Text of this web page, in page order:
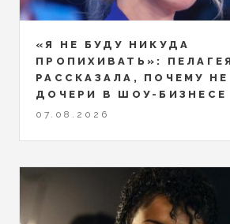
«Я НЕ БУДУ НИКУДА
ПРОПИХИВАТЬ»: ПЕЛАГЕЯ
РАССКАЗАЛА, ПОЧЕМУ
ДОЧЕРИ В ШОУ-БИЗНЕСЕ
07.08.2026